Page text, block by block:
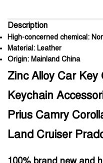
Description
High-concerned chemical:
Material: Leather
Origin: Mainland China
Zinc Alloy Car Key
Keychain
Prius Camry
Land Cruiser